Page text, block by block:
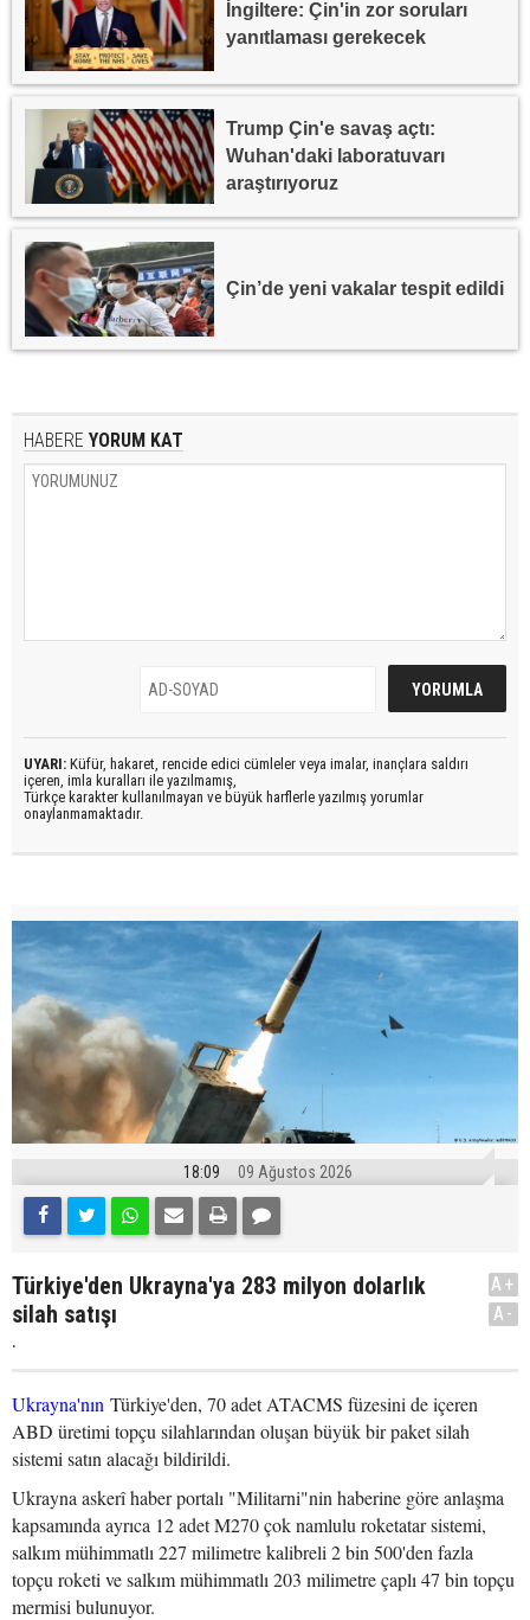
İngiltere: Çin'in zor soruları
yanıtlaması gerekecek
Trump Çin'e savaş açtı:
Wuhan'daki laboratuvarı
araştırıyoruz
Çin’de yeni vakalar tespit edildi
HABERE YORUM KAT
UYARI: Küfür, hakaret, rencide edici cümleler veya imalar, inançlara saldırı
içeren, imla kuralları ile yazılmamış,
Türkçe karakter kullanılmayan ve büyük harflerle yazılmış yorumlar
onaylanmamaktadır.
18:09 09 Ağustos 2026
Türkiye'den Ukrayna'ya 283 milyon dolarlık
silah satışı
.
A+
A-
Ukrayna'nın Türkiye'den, 70 adet ATACMS füzesini de içeren
ABD üretimi topçu silahlarından oluşan büyük bir paket silah
sistemi satın alacağı bildirildi.
Ukrayna askerî haber portalı "Militarni"nin haberine göre anlaşma
kapsamında ayrıca 12 adet M270 çok namlulu roketatar sistemi,
salkım mühimmatlı 227 milimetre kalibreli 2 bin 500'den fazla
topçu roketi ve salkım mühimmatlı 203 milimetre çaplı 47 bin topçu
mermisi bulunuyor.